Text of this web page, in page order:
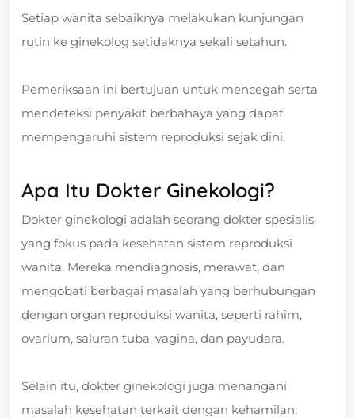
Setiap wanita sebaiknya melakukan kunjungan
rutin ke ginekolog setidaknya sekali setahun.
Pemeriksaan ini bertujuan untuk mencegah serta
mendeteksi penyakit berbahaya yang dapat
mempengaruhi sistem reproduksi sejak dini.
Apa Itu Dokter Ginekologi?
Dokter ginekologi adalah seorang dokter spesialis
yang fokus pada kesehatan sistem reproduksi
wanita. Mereka mendiagnosis, merawat, dan
mengobati berbagai masalah yang berhubungan
dengan organ reproduksi wanita, seperti rahim,
ovarium, saluran tuba, vagina, dan payudara.
Selain itu, dokter ginekologi juga menangani
masalah kesehatan terkait dengan kehamilan,